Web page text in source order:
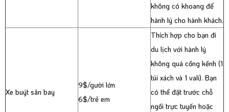
không có khoang để
hành lý cho hành khách.
Xe buýt sân bay
9$/gười lớn
6$/trẻ em
Thích hợp cho bạn đi
du lịch với hành lý
không quá cồng kềnh (1
túi xách và 1 vali). Bạn
có thể đặt trước chỗ
ngồi trực tuyến hoặc